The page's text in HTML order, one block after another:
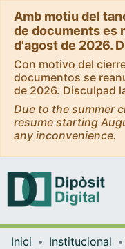
Amb motiu del
de documents es
d'agost de 2026.
Con motivo del
documentos se
de 2026. Disculpad
Due to the summer
resume starting
any inconvenience.
Inici Institucional